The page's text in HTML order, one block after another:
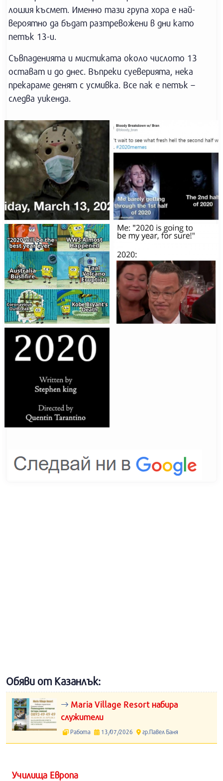
лошия късмет. Именно тази група хора е най-
вероятно да бъдат разтревожени в дни като
петък 13-и.
Съвпаденията и мистиката около числото 13
остават и до днес. Въпреки суеверията, нека
прекараме денят с усмивка. Все пак е петък –
следва уикенда.
Обяви от Казанлък:
Maria Village Resort набира
служители
Работа 13/07/2026 гр.Павел Баня
Училища Европа